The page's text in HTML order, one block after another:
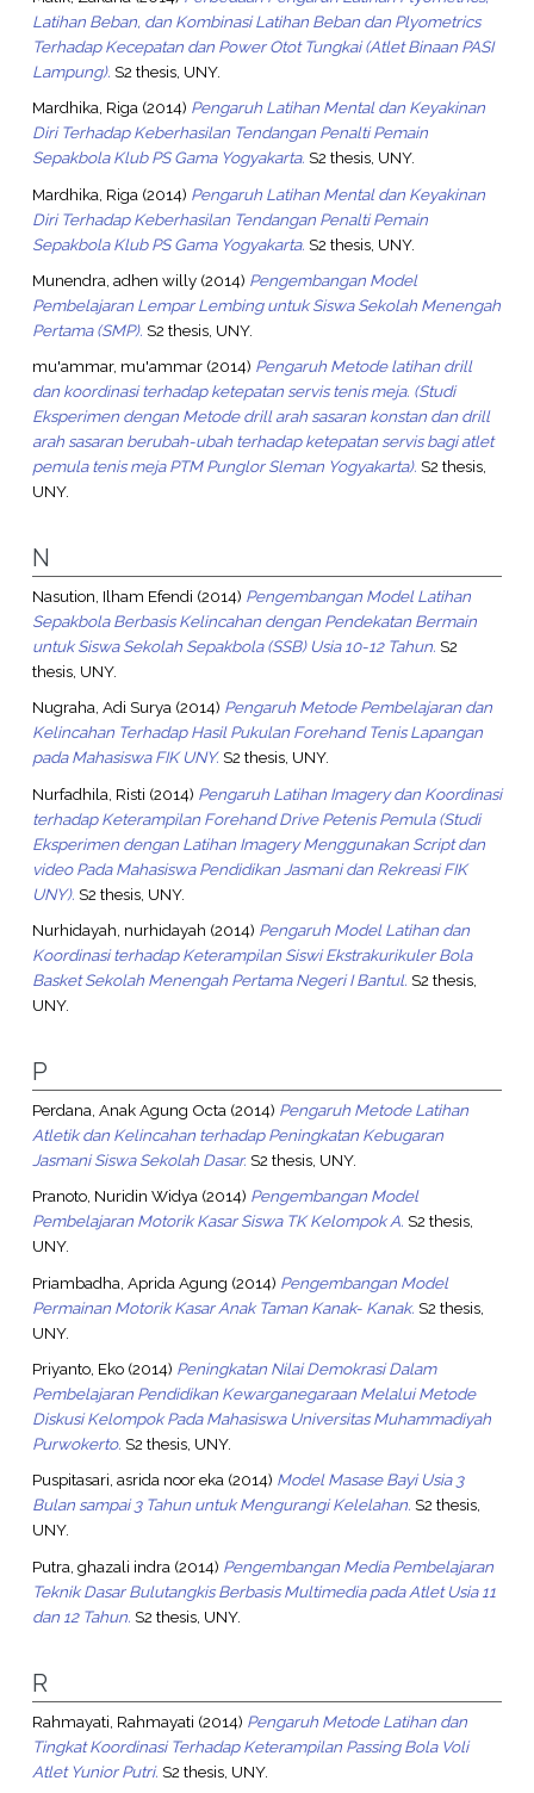
Latihan Beban, dan Kombinasi Latihan Beban dan Plyometrics
Terhadap Kecepatan dan Power Otot Tungkai (Atlet Binaan PASI
Lampung). S2 thesis, UNY.
Mardhika, Riga (2014) Pengaruh Latihan Mental dan Keyakinan
Diri Terhadap Keberhasilan Tendangan Penalti Pemain
Sepakbola Klub PS Gama Yogyakarta. S2 thesis, UNY.
Mardhika, Riga (2014) Pengaruh Latihan Mental dan Keyakinan
Diri Terhadap Keberhasilan Tendangan Penalti Pemain
Sepakbola Klub PS Gama Yogyakarta. S2 thesis, UNY.
Munendra, adhen willy(2014) Pengembangan Model
Pembelajaran Lempar Lembing untuk Siswa Sekolah Menengah
Pertama (SMP). S2 thesis, UNY.
mu'ammar, mu'ammar(2014) Pengaruh Metode latihan drill
dan koordinasi terhadap ketepatan servis tenis meja. (Studi
Eksperimen dengan Metode drill arah sasaran konstan dan drill
arah sasaran berubah-ubah terhadap ketepatan servis bagi atlet
pemula tenis meja PTM Punglor Sleman Yogyakarta). S2 thesis,
UNY.
N
Nasution, Ilham Efendi (2014) Pengembangan Model Latihan
Sepakbola Berbasis Kelincahan dengan Pendekatan Bermain
untuk Siswa Sekolah Sepakbola (SSB) Usia 10-12 Tahun. S2
thesis, UNY.
Nugraha, Adi Surya(2014) Pengaruh Metode Pembelajaran dan
Kelincahan Terhadap Hasil Pukulan Forehand Tenis Lapangan
pada Mahasiswa FIK UNY.S2 thesis, UNY.
Nurfadhila, Risti (2014) Pengaruh Latihan Imagery dan Koordinasi
terhadap Keterampilan Forehand Drive Petenis Pemula (Studi
Eksperimen dengan Latihan Imagery Menggunakan Script dan
video Pada Mahasiswa Pendidikan Jasmani dan Rekreasi FIK
UNY). S2 thesis, UNY.
Nurhidayah, nurhidayah (2014) Pengaruh Model Latihan dan
Koordinasi terhadap Keterampilan Siswi Ekstrakurikuler Bola
Basket Sekolah Menengah Pertama Negeri I Bantul. S2 thesis,
UNY.
P
Perdana, Anak Agung Octa (2014) Pengaruh Metode Latihan
Atletik dan Kelincahan terhadap Peningkatan Kebugaran
Jasmani Siswa Sekolah Dasar. S2 thesis, UNY.
Pranoto, Nuridin Widya(2014) Pengembangan Model
Pembelajaran Motorik Kasar Siswa TK Kelompok A. S2 thesis,
UNY.
Priambadha, Aprida Agung (2014) Pengembangan Model
Permainan Motorik Kasar Anak Taman Kanak- Kanak. S2 thesis,
UNY.
Priyanto, Eko(2014) Peningkatan Nilai Demokrasi Dalam
Pembelajaran Pendidikan Kewarganegaraan Melalui Metode
Diskusi Kelompok Pada Mahasiswa Universitas Muhammadiyah
Purwokerto. S2 thesis, UNY.
Puspitasari, asrida noor eka(2014) Model Masase Bayi Usia 3
Bulan sampai 3 Tahun untuk Mengurangi Kelelahan. S2 thesis,
UNY.
Putra, ghazali indra (2014) Pengembangan Media Pembelajaran
Teknik Dasar Bulutangkis Berbasis Multimedia pada Atlet Usia 11
dan 12 Tahun. S2 thesis, UNY.
R
Rahmayati, Rahmayati (2014) Pengaruh Metode Latihan dan
Tingkat Koordinasi Terhadap Keterampilan Passing Bola Voli
Atlet Yunior Putri. S2 thesis, UNY.